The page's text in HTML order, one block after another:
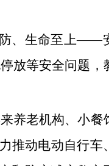
防、生命至上——
放等安全问题，
养老机构、小餐
推动电动自行车